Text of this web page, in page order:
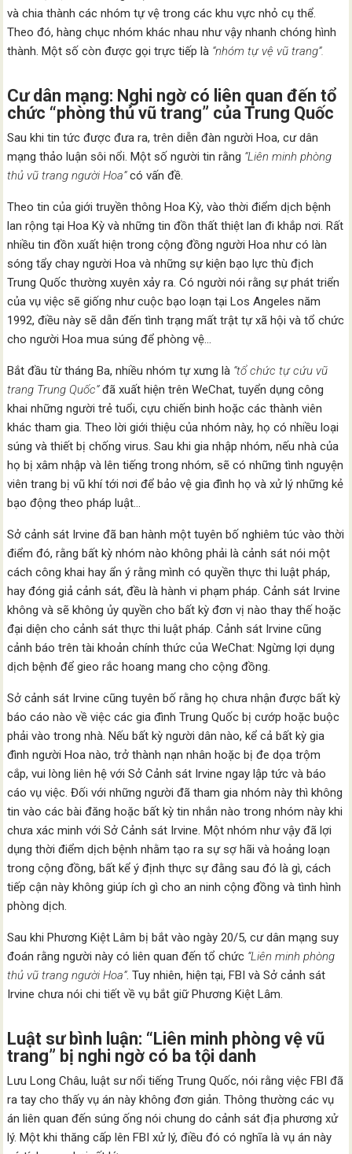
và chia thành các nhóm tự vệ trong các khu vực nhỏ cụ thể.
Theo đó, hàng chục nhóm khác nhau như vậy nhanh chóng hình
thành. Một số còn được gọi trực tiếp là “nhóm tự vệ vũ trang”.
Cư dân mạng: Nghi ngờ có liên quan đến tổ
chức “phòng thủ vũ trang” của Trung Quốc
Sau khi tin tức được đưa ra, trên diễn đàn người Hoa, cư dân
mạng thảo luận sôi nổi. Một số người tin rằng “Liên minh phòng
thủ vũ trang người Hoa”có vấn đề.
Theo tin của giới truyền thông Hoa Kỳ, vào thời điểm dịch bệnh
lan rộng tại Hoa Kỳ và những tin đồn thất thiệt lan đi khắp nơi. Rất
nhiều tin đồn xuất hiện trong cộng đồng người Hoa như có làn
sóng tẩy chay người Hoa và những sự kiện bạo lực thù địch
Trung Quốc thường xuyên xảy ra. Có người nói rằng sự phát triển
của vụ việc sẽ giống như cuộc bạo loạn tại Los Angeles năm
1992, điều này sẽ dẫn đến tình trạng mất trật tự xã hội và tổ chức
cho người Hoa mua súng để phòng vệ…
Bắt đầu từ tháng Ba, nhiều nhóm tự xưng là “tổ chức tự cứu vũ
trang Trung Quốc”đã xuất hiện trên WeChat, tuyển dụng công
khai những người trẻ tuổi, cựu chiến binh hoặc các thành viên
khác tham gia. Theo lời giới thiệu của nhóm này, họ có nhiều loại
súng và thiết bị chống virus. Sau khi gia nhập nhóm, nếu nhà của
họ bị xâm nhập và lên tiếng trong nhóm, sẽ có những tình nguyện
viên trang bị vũ khí tới nơi để bảo vệ gia đình họ và xử lý những kẻ
bạo động theo pháp luật…
Sở cảnh sát Irvine đã ban hành một tuyên bố nghiêm túc vào thời
điểm đó, rằng bất kỳ nhóm nào không phải là cảnh sát nói một
cách công khai hay ẩn ý rằng mình có quyền thực thi luật pháp,
hay đóng giả cảnh sát, đều là hành vi phạm pháp. Cảnh sát Irvine
không và sẽ không ủy quyền cho bất kỳ đơn vị nào thay thế hoặc
đại diện cho cảnh sát thực thi luật pháp. Cảnh sát Irvine cũng
cảnh báo trên tài khoản chính thức của WeChat: Ngừng lợi dụng
dịch bệnh để gieo rắc hoang mang cho cộng đồng.
Sở cảnh sát Irvine cũng tuyên bố rằng họ chưa nhận được bất kỳ
báo cáo nào về việc các gia đình Trung Quốc bị cướp hoặc buộc
phải vào trong nhà. Nếu bất kỳ người dân nào, kể cả bất kỳ gia
đình người Hoa nào, trở thành nạn nhân hoặc bị đe dọa trộm
cắp, vui lòng liên hệ với Sở Cảnh sát Irvine ngay lập tức và báo
cáo vụ việc. Đối với những người đã tham gia nhóm này thì không
tin vào các bài đăng hoặc bất kỳ tin nhắn nào trong nhóm này khi
chưa xác minh với Sở Cảnh sát Irvine. Một nhóm như vậy đã lợi
dụng thời điểm dịch bệnh nhằm tạo ra sự sợ hãi và hoảng loạn
trong cộng đồng, bất kể ý định thực sự đằng sau đó là gì, cách
tiếp cận này không giúp ích gì cho an ninh cộng đồng và tình hình
phòng dịch.
Sau khi Phương Kiệt Lâm bị bắt vào ngày 20/5, cư dân mạng suy
đoán rằng người này có liên quan đến tổ chức “Liên minh phòng
thủ vũ trang người Hoa”. Tuy nhiên, hiện tại, FBI và Sở cảnh sát
Irvine chưa nói chi tiết về vụ bắt giữ Phương Kiệt Lâm.
Luật sư bình luận: “Liên minh phòng vệ vũ
trang” bị nghi ngờ có ba tội danh
Lưu Long Châu, luật sư nổi tiếng Trung Quốc, nói rằng việc FBI đã
ra tay cho thấy vụ án này không đơn giản. Thông thường các vụ
án liên quan đến súng ống nói chung do cảnh sát địa phương xử
lý. Một khi thăng cấp lên FBI xử lý, điều đó có nghĩa là vụ án này